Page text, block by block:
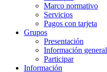
Marco normativo
Servicios
Pagos con tarjeta
Grupos
Presentación
Información general
Participar
Información